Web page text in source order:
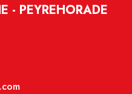
- PEYREHORADE